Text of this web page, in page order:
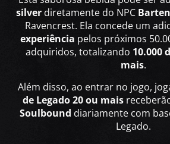
silverdiretamente do NPC
Ravencrest. Ela concede um
experiência pelos próximos
adquiridos, totalizando 10.000
mais.
Além disso, ao entrar no jogo,
de Legado 20 ou mais
Soulbound diariamente com
Legado.